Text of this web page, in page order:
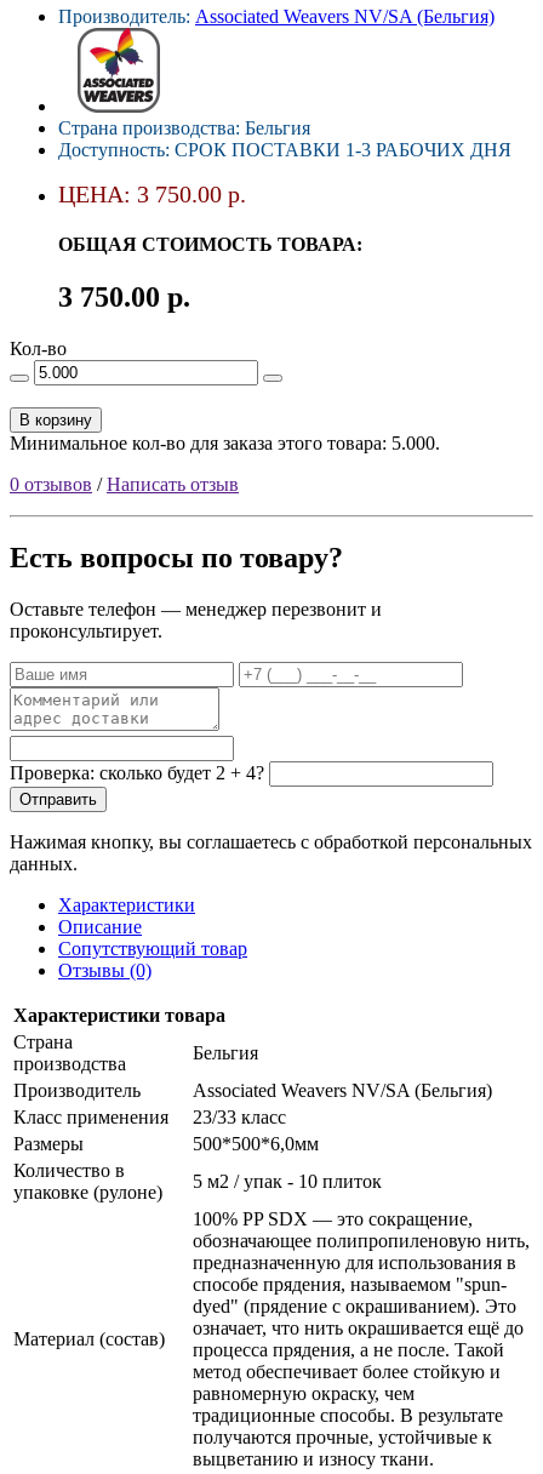
Производитель: Associated Weavers NV/SA (Бельгия)
Страна производства: Бельгия
Доступность: СРОК ПОСТАВКИ 1-3 РАБОЧИХ ДНЯ
ЦЕНА: 3 750.00 р.
ОБЩАЯ СТОИМОСТЬ ТОВАРА:
3 750.00 р.
Кол-во
В корзину
Минимальное кол-во для заказа этого товара: 5.000.
0 отзывов /Написать отзыв
Есть вопросы по товару?
Оставьте телефон — менеджер перезвонит и
проконсультирует.
Проверка: сколько будет 2 + 4?
Отправить
Нажимая кнопку, вы соглашаетесь с обработкой персональных
данных.
Характеристики
Описание
Сопутствующий товар
Отзывы (0)
Характеристики товара
Страна
производства
Бельгия
Производитель
Associated Weavers NV/SA (Бельгия)
Класс применения
23/33 класс
Размеры
500*500*6,0мм
Количество в
упаковке (рулоне)
5 м2 / упак - 10 плиток
Материал (состав)
100% PP SDX — это сокращение,
обозначающее полипропиленовую нить,
предназначенную для использования в
способе прядения, называемом "spun-
dyed" (прядение с окрашиванием). Это
означает, что нить окрашивается ещё до
процесса прядения, а не после. Такой
метод обеспечивает более стойкую и
равномерную окраску, чем
традиционные способы. В результате
получаются прочные, устойчивые к
выцветанию и износу ткани.